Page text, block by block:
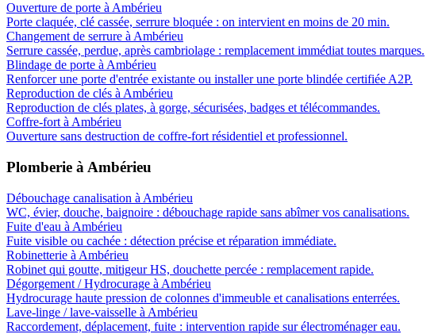
Ouverture de porte à Ambérieu
Porte claquée, clé cassée, serrure bloquée : on intervient en moins de 20 min.
Changement de serrure à Ambérieu
Serrure cassée, perdue, après cambriolage : remplacement immédiat toutes marques.
Blindage de porte à Ambérieu
Renforcer une porte d'entrée existante ou installer une porte blindée certifiée A2P.
Reproduction de clés à Ambérieu
Reproduction de clés plates, à gorge, sécurisées, badges et télécommandes.
Coffre-fort à Ambérieu
Ouverture sans destruction de coffre-fort résidentiel et professionnel.
Plomberie à Ambérieu
Débouchage canalisation à Ambérieu
WC, évier, douche, baignoire : débouchage rapide sans abîmer vos canalisations.
Fuite d'eau à Ambérieu
Fuite visible ou cachée : détection précise et réparation immédiate.
Robinetterie à Ambérieu
Robinet qui goutte, mitigeur HS, douchette percée : remplacement rapide.
Dégorgement / Hydrocurage à Ambérieu
Hydrocurage haute pression de colonnes d'immeuble et canalisations enterrées.
Lave-linge / lave-vaisselle à Ambérieu
Raccordement, déplacement, fuite : intervention rapide sur électroménager eau.